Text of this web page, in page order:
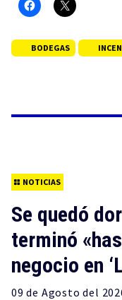
BODEGAS
NOTICIAS
Se quedó
terminó
negocio en
09 de Agosto del